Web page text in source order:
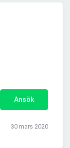
Ansök
30 mars 2020